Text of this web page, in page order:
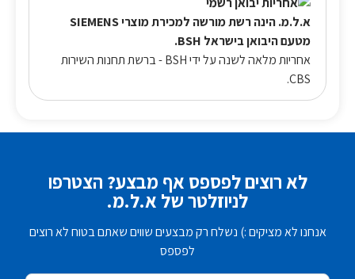
א.ל.מ. הינה רשת מורשה למכירת מוצרי SIEMENS
מטעם היבואן בישראל BSH.
אחריות מלאה לשנה על ידי BSH - ברשת תחנות השירות
CBS.
לא רוצים לפספס אף מבצע? הצטרפו
לניוזלטר של א.ל.מ.
אנחנו לא מציקים :) נשלח רק מבצעים שווים שאתם בטוח לא רוצים
לפספס